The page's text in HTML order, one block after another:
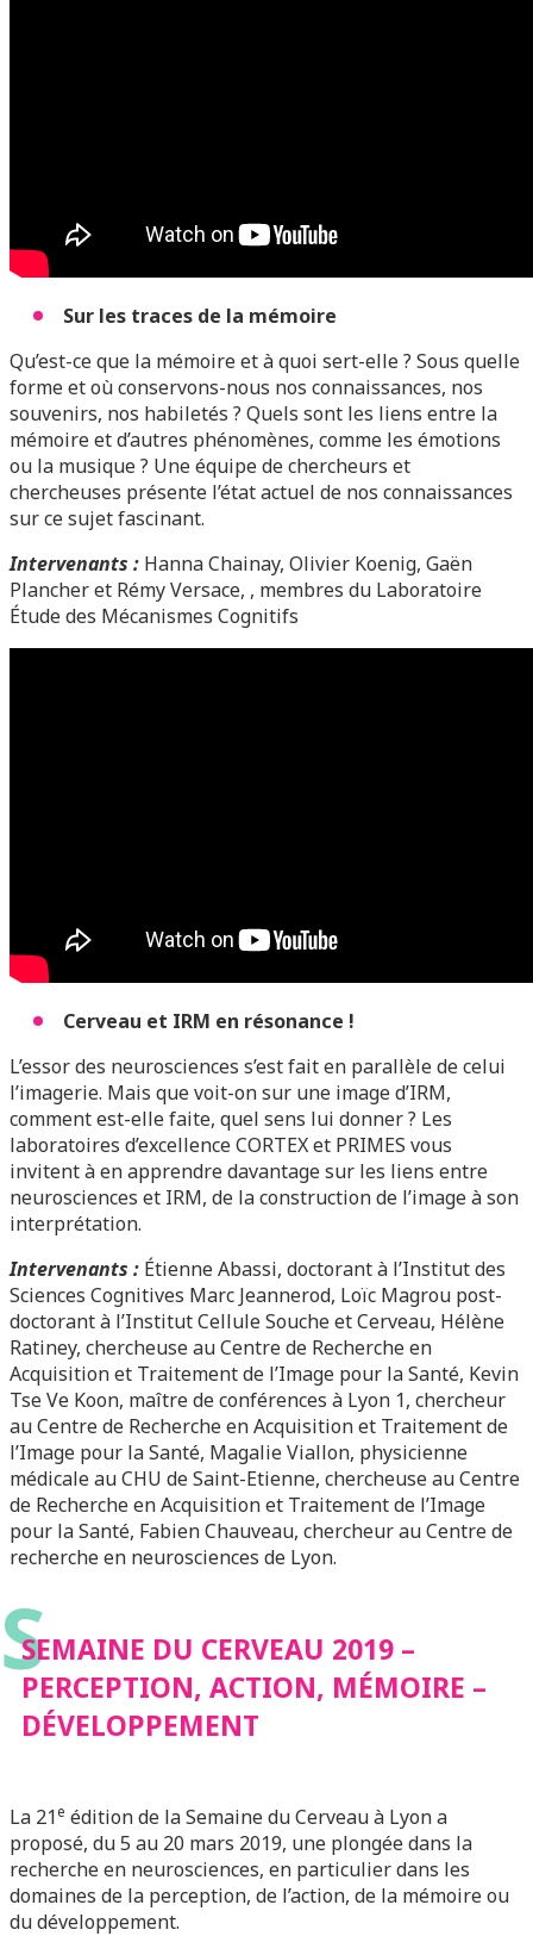
Sur les traces de la mémoire
Qu’est-ce que la mémoire et à quoi sert-elle ? Sous quelle
forme et où conservons-nous nos connaissances, nos
souvenirs, nos habiletés ? Quels sont les liens entre la
mémoire et d’autres phénomènes, comme les émotions
ou la musique ? Une équipe de chercheurs et
chercheuses présente l’état actuel de nos connaissances
sur ce sujet fascinant.
Intervenants : Hanna Chainay, Olivier Koenig, Gaën
Plancher et Rémy Versace, , membres du Laboratoire
Étude des Mécanismes Cognitifs
Cerveau et IRM en résonance !
L’essor des neurosciences s’est fait en parallèle de celui
l’imagerie. Mais que voit-on sur une image d’IRM,
comment est-elle faite, quel sens lui donner ? Les
laboratoires d’excellence CORTEX et PRIMES vous
invitent à en apprendre davantage sur les liens entre
neurosciences et IRM, de la construction de l’image à son
interprétation.
Intervenants : Étienne Abassi, doctorant à l’Institut des
Sciences Cognitives Marc Jeannerod, Loïc Magrou post-
doctorant à l’Institut Cellule Souche et Cerveau, Hélène
Ratiney, chercheuse au Centre de Recherche en
Acquisition et Traitement de l’Image pour la Santé, Kevin
Tse Ve Koon, maître de conférences à Lyon 1, chercheur
au Centre de Recherche en Acquisition et Traitement de
l’Image pour la Santé, Magalie Viallon, physicienne
médicale au CHU de Saint-Etienne, chercheuse au Centre
de Recherche en Acquisition et Traitement de l’Image
pour la Santé, Fabien Chauveau, chercheur au Centre de
recherche en neurosciences de Lyon.
S
SEMAINE DU CERVEAU 2019 –
PERCEPTION, ACTION, MÉMOIRE –
DÉVELOPPEMENT
La 21e édition de la Semaine du Cerveau à Lyon a
proposé, du 5 au 20 mars 2019, une plongée dans la
recherche en neurosciences, en particulier dans les
domaines de la perception, de l’action, de la mémoire ou
du développement.